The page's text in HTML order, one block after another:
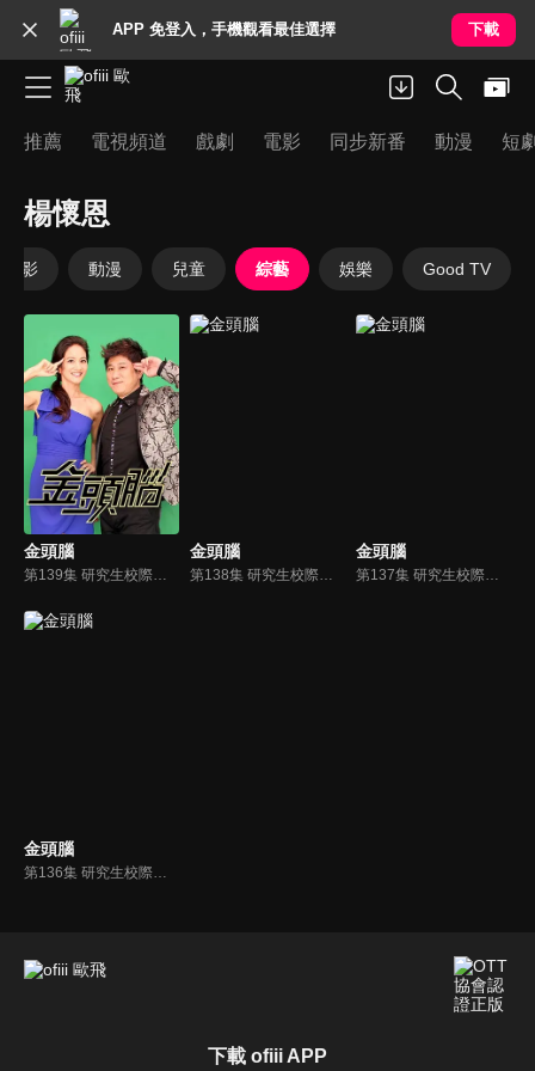
APP 免登入，手機觀看最佳選擇 下載
推薦 電視頻道 戲劇 電影 同步新番 動漫 短
楊懷恩
電影 動漫 兒童 綜藝 娛樂 Good TV
金頭腦
第139集 研究生校際對抗賽4
金頭腦
第138集 研究生校際對抗賽3
金頭腦
第137集 研究生校際對抗賽2
金頭腦
下載 ofiii APP